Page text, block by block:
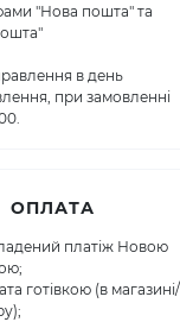
"Нова пошта" та
в день
при замовленні
ОПЛАТА
платіж Новою
готівкою (в магазині/